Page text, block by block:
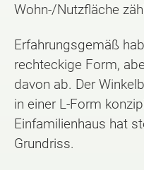
Wohn-/Nutzfläche
Erfahrungsgemäß
rechteckige Form,
davon ab. Der
in einer L-Form
Einfamilienhaus hat
Grundriss.